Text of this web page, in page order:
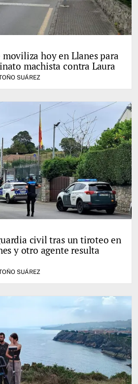
hoy en Llanes para
machista contra Laura
SUÁREZ
civil tras un tiroteo en
y otro agente resulta
SUÁREZ